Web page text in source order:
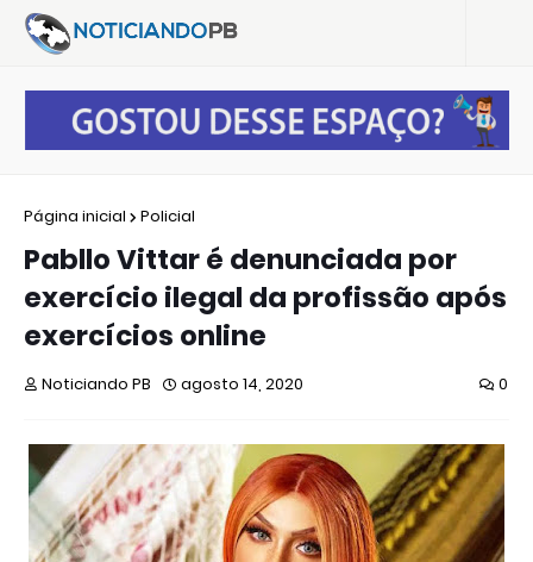
Página inicial Policial
Pabllo Vittar é denunciada por
exercício ilegal da profissão após
exercícios online
Noticiando PB agosto 14, 2020 0